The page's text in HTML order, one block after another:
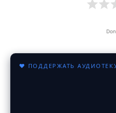
♥ ПОДДЕРЖАТЬ